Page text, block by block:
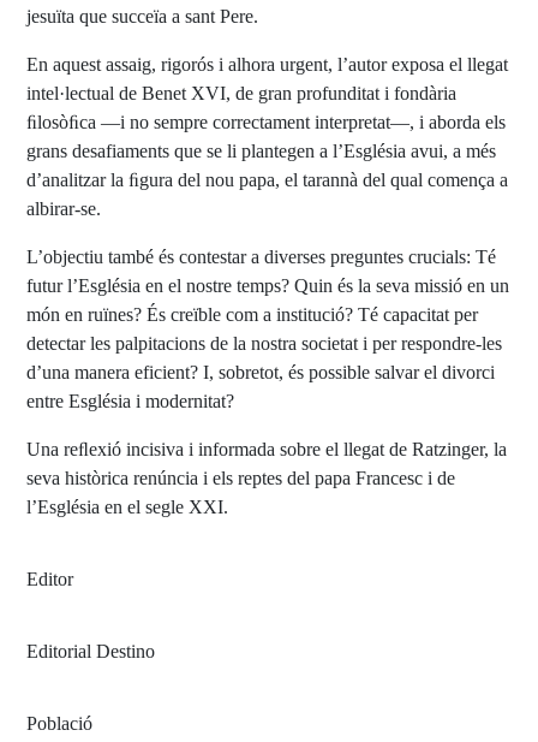
jesuïta que succeïa a sant Pere.
En aquest assaig, rigorós i alhora urgent, l’autor exposa el llegat
intel·lectual de Benet XVI, de gran profunditat i fondària
ﬁlosòﬁca —i no sempre correctament interpretat—, i aborda els
grans desafiaments que se li plantegen a l’Església avui, a més
d’analitzar la ﬁgura del nou papa, el tarannà del qual comença a
albirar-se.
L’objectiu també és contestar a diverses preguntes crucials: Té
futur l’Església en el nostre temps? Quin és la seva missió en un
món en ruïnes? És creïble com a institució? Té capacitat per
detectar les palpitacions de la nostra societat i per respondre-les
d’una manera eficient? I, sobretot, és possible salvar el divorci
entre Església i modernitat?
Una reﬂexió incisiva i informada sobre el llegat de Ratzinger, la
seva històrica renúncia i els reptes del papa Francesc i de
l’Església en el segle XXI.
Editor
Editorial Destino
Població